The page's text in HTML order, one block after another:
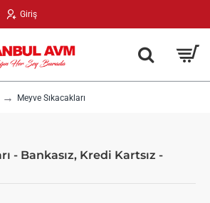
Giriş
Meyve Sıkacakları
- Bankasız, Kredi Kartsız -